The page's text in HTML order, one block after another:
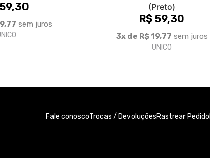
sem juros
(Preto)
R$ 59,30
3x de R$ 19,77 sem juros
UNICO
Fale conoscoTrocas / DevoluçõesRastrear Pedido